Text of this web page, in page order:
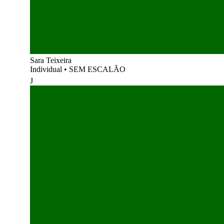
Sara Teixeira
Individual • SEM ESCALÃO
J